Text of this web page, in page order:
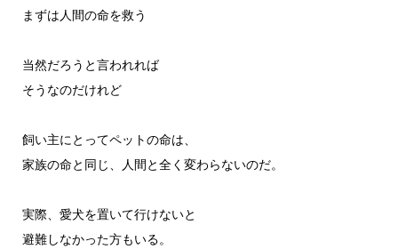
まずは人間の命を救う
当然だろうと言われれば
そうなのだけれど
飼い主にとってペットの命は、
家族の命と同じ、人間と全く変わらないのだ。
実際、愛犬を置いて行けないと
避難しなかった方もいる。